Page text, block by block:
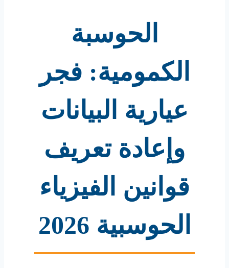
الحوسبة
الكمومية: فجر
عيارية البيانات
وإعادة تعريف
قوانين الفيزياء
الحوسبية 2026